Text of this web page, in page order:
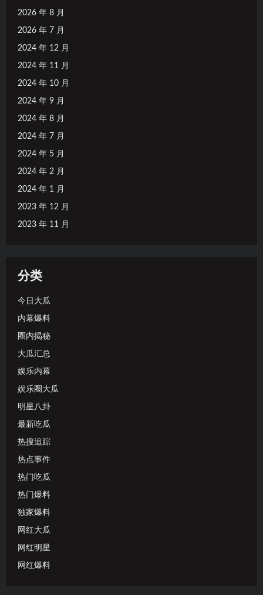
2026 年 8 月
2026 年 7 月
2024 年 12 月
2024 年 11 月
2024 年 10 月
2024 年 9 月
2024 年 8 月
2024 年 7 月
2024 年 5 月
2024 年 2 月
2024 年 1 月
2023 年 12 月
2023 年 11 月
分类
今日大瓜
内幕爆料
圈内揭秘
大瓜汇总
娱乐内幕
娱乐圈大瓜
明星八卦
最新吃瓜
热搜追踪
热点事件
热门吃瓜
热门爆料
独家爆料
网红大瓜
网红明星
网红爆料